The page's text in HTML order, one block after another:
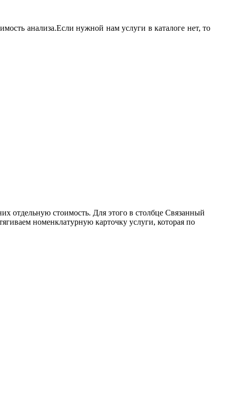
анализа.Если нужной нам услуги в каталоге нет, то
отдельную стоимость. Для этого в столбце Связанный
номенклатурную карточку услуги, которая по